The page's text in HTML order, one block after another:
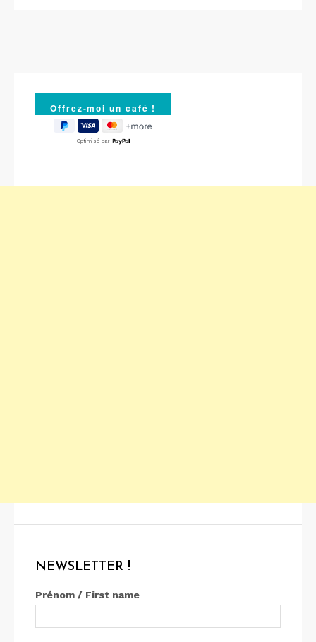
Optimisé par
NEWSLETTER !
Prénom / First name